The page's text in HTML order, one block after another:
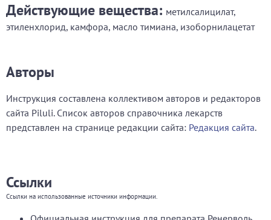
Действующие вещества: метилсалицилат,
этиленхлорид, камфора, масло тимиана, изоборнилацетат
Авторы
Инструкция составлена коллективом авторов и редакторов
сайта Piluli. Список авторов справочника лекарств
представлен на странице редакции сайта: Редакция сайта.
Ссылки
Ссылки на использованные источники информации.